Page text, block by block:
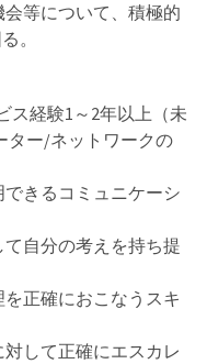
等について、積極的
。
ス経験1～2年以上（未
ター/ネットワークの
きるコミュニケーシ
自分の考えを持ち提
正確におこなうスキ
して正確にエスカレ